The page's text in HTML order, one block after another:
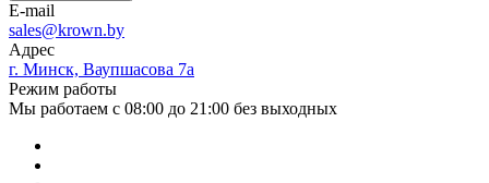
E-mail
sales@krown.by
Адрес
г. Минск, Ваупшасова 7а
Режим работы
Мы работаем с 08:00 до 21:00 без выходных